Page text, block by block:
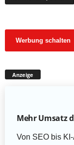
Werbung schalten
Anzeige
Mehr Umsatz
Von SEO bis